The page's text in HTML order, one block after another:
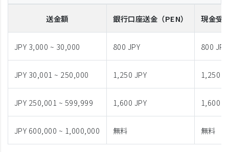
送金額 銀行口座送金 （PEN） 現金受
JPY 3,000 ~ 30,000 800 JPY 800 JPY
JPY 30,001 ~ 250,000 1,250 JPY 1,250
JPY 250,001 ~ 599,999 1,600 JPY 1,600
JPY 600,000 ~ 1,000,000 無料 無料